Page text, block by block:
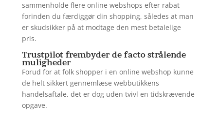
sammenholde flere online webshops efter rabat
forinden du færdiggør din shopping, således at man
er skudsikker på at modtage den mest betalelige
pris.
Trustpilot frembyder de facto strålende
muligheder
Forud for at folk shopper i en online webshop kunne
de helt sikkert gennemlæse webbutikkens
handelsaftale, det er dog uden tvivl en tidskrævende
opgave.